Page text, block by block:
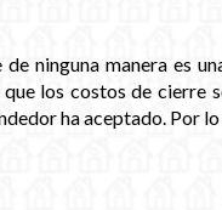
ninguna manera es
los costos de cierre
ha aceptado. Por